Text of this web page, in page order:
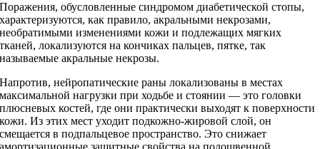
Поражения, обусловленные синдромом диабетической стопы,
характеризуются, как правило, акральными некрозами,
необратимыми изменениями кожи и подлежащих мягких
тканей, локализуются на кончиках пальцев, пятке, так
называемые акральные некрозы.
Напротив, нейропатические раны локализованы в местах
максимальной нагрузки при ходьбе и стоянии — это головки
плюсневых костей, где они практически выходят к поверхности
кожи. Из этих мест уходит подкожно-­жировой слой, он
смещается в подпальцевое пространство. Это снижает
амортизационные защитные свой­ства на подошвенной